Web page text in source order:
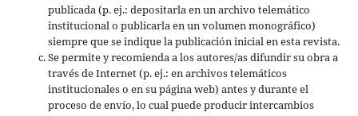
publicada (p. ej.: depositarla en un archivo telemático
institucional o publicarla en un volumen monográfico)
siempre que se indique la publicación inicial en esta revista.
Se permite y recomienda a los autores/as difundir su obra a
través de Internet (p. ej.: en archivos telemáticos
institucionales o en su página web) antes y durante el
proceso de envío, lo cual puede producir intercambios